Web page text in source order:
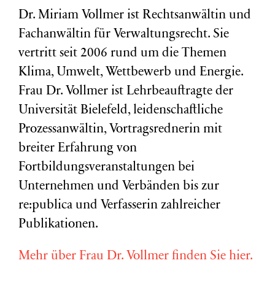
Dr. Miriam Vollmer ist Rechtsanwältin und
Fachanwältin für Verwaltungsrecht. Sie
vertritt seit 2006 rund um die Themen
Klima, Umwelt, Wettbewerb und Energie.
Frau Dr. Vollmer ist Lehrbeauftragte der
Universität Bielefeld, leidenschaftliche
Prozessanwältin, Vortragsrednerin mit
breiter Erfahrung von
Fortbildungsveranstaltungen bei
Unternehmen und Verbänden bis zur
re:publica und Verfasserin zahlreicher
Publikationen.
Mehr über Frau Dr. Vollmer finden Sie hier.